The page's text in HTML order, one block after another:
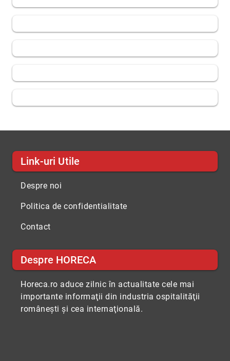
Link-uri Utile
Despre noi
Politica de confidentialitate
Contact
Despre HORECA
Horeca.ro aduce zilnic în actualitate cele mai
importante informaţii din industria ospitalităţii
româneşti şi cea internaţională.